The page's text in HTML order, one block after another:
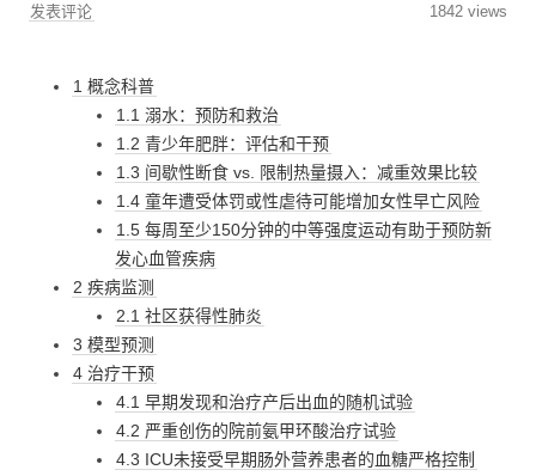
发表评论 1842 views
1 概念科普
1.1 溺水：预防和救治
1.2 青少年肥胖：评估和干预
1.3 间歇性断食 vs. 限制热量摄入：减重效果比较
1.4 童年遭受体罚或性虐待可能增加女性早亡风险
1.5 每周至少150分钟的中等强度运动有助于预防新
发心血管疾病
2 疾病监测
2.1 社区获得性肺炎
3 模型预测
4 治疗干预
4.1 早期发现和治疗产后出血的随机试验
4.2 严重创伤的院前氨甲环酸治疗试验
4.3 ICU未接受早期肠外营养患者的血糖严格控制